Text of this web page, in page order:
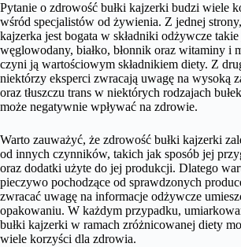
Pytanie o zdrowość bułki kajzerki budzi wiele
wśród specjalistów od żywienia. Z jednej strony,
kajzerka jest bogata w składniki odżywcze
węglowodany, białko, błonnik oraz witaminy i
czyni ją wartościowym składnikiem diety. Z
niektórzy eksperci zwracają uwagę na wysoką
oraz tłuszczu trans w niektórych rodzajach
może negatywnie wpływać na zdrowie.
Warto zauważyć, że zdrowość bułki kajzerki
od innych czynników, takich jak sposób jej
oraz dodatki użyte do jej produkcji. Dlatego
pieczywo pochodzące od sprawdzonych
zwracać uwagę na informacje odżywcze
opakowaniu. W każdym przypadku,
bułki kajzerki w ramach zróżnicowanej diety
wiele korzyści dla zdrowia.